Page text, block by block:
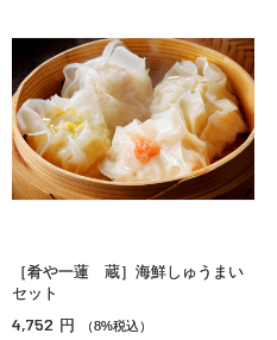
［肴や一蓮 蔵］海鮮しゅうまい
セット
4,752 円 （8%税込）